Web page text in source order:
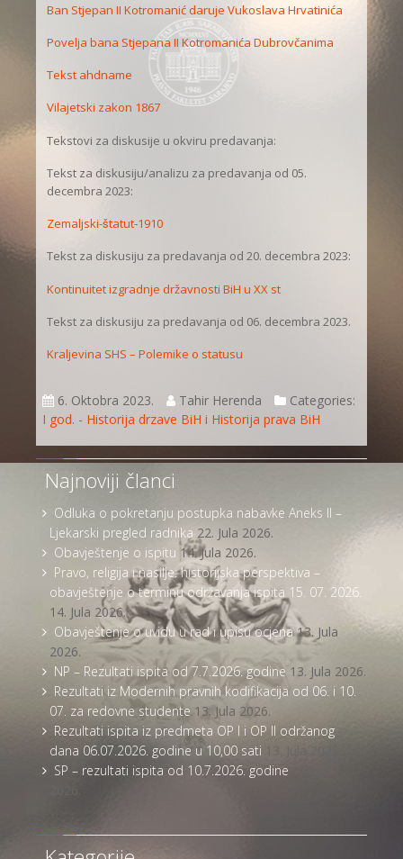
Ban Stjepan II Kotromanić daruje Vukoslava Hrvatinića
Povelja bana Stjepana II Kotromanića Dubrovčanima
Tekst ahdname
Vilajetski zakon 1867
Tekstovi za diskusije u okviru predavanja:
Tekst za diskusiju/analizu za predavanja od 05.
decembra 2023:
Zemaljski-štatut-1910
Tekst za diskusiju za predavanja od 20. decembra 2023:
Kontinuitet izgradnje državnosti BiH u XX st
Tekst za diskusiju za predavanja od 06. decembra 2023.
Kraljevina SHS – Polemike o statusu
6. Oktobra 2023. Tahir Herenda
Categories:
I god. - Historija drzave BiH i Historija prava BiH
Najnoviji članci
Odluka o pokretanju postupka nabavke Aneks II –
Ljekarski pregled radnika 22. Jula 2026.
Obavještenje o ispitu 14. Jula 2026.
Pravo, religija i nasilje: historijska perspektiva –
obavještenje o terminu održavanja ispita 15. 07. 2026.
14. Jula 2026.
Obavještenje o uvidu u rad i upisu ocjena 13. Jula
2026.
NP – Rezultati ispita od 7.7.2026. godine 13. Jula 2026.
Rezultati iz Modernih pravnih kodifikacija od 06. i 10.
07. za redovne studente 13. Jula 2026.
Rezultati ispita iz predmeta OP I i OP II održanog
dana 06.07.2026. godine u 10,00 sati 13. Jula 2026.
SP – rezultati ispita od 10.7.2026. godine